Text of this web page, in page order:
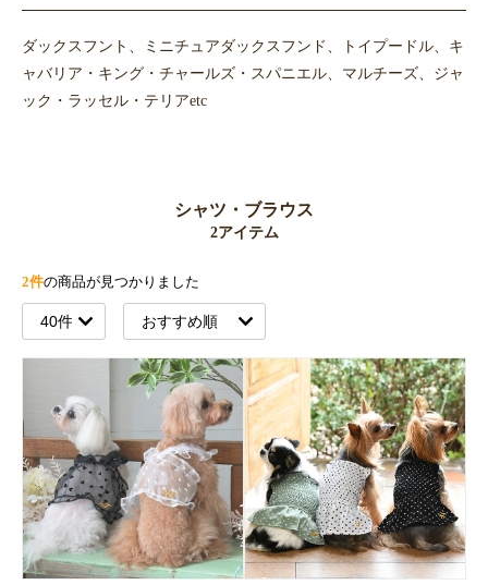
ダックスフント、ミニチュアダックスフンド、トイプードル、キ
ャバリア・キング・チャールズ・スパニエル、マルチーズ、ジャ
ック・ラッセル・テリアetc
シャツ・ブラウス
2アイテム
2件の商品が見つかりました